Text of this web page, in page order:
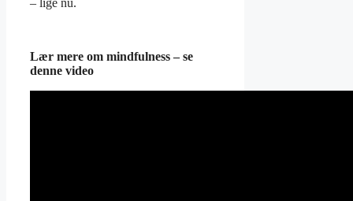
– lige nu.
Lær mere om mindfulness – se
denne video